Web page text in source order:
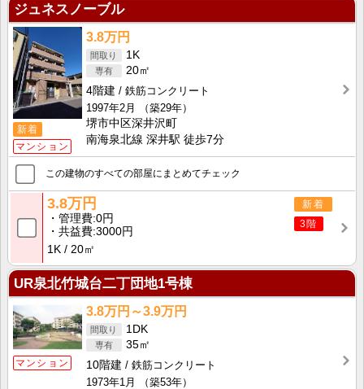
ジュネスノーブル
新着
マンション
3.8万円
1K
20㎡
4階建
鉄筋コンクリート
1997年2月
（築29年）
堺市中区深井沢町
南海泉北線 深井駅 徒歩7分
この建物のすべての部屋にまとめてチェック
新着
3階
3.8万円
管理費 0円
共益費 3000円
1K
20㎡
UR泉北竹城台二丁団地1号棟
マンション
3.8万円～3.9万円
1DK
35㎡
10階建
鉄筋コンクリート
1973年1月
（築53年）